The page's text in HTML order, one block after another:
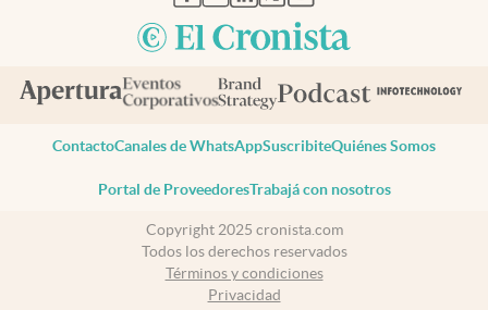
ContactoCanales de WhatsAppSuscribiteQuiénes Somos
Portal de ProveedoresTrabajá con nosotros
Copyright 2025 cronista.com
Todos los derechos reservados
Términos y condiciones
Privacidad